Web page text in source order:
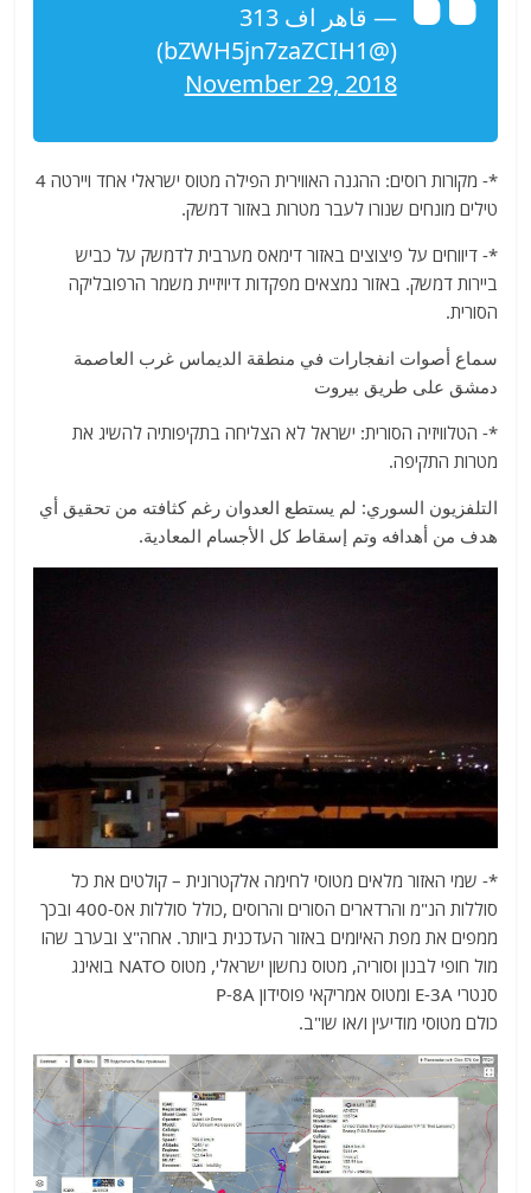
— قاهر اف 313
(@bZWH5jn7zaZCIH1)
November 29, 2018
*- מקורות רוסים: ההגנה האווירית הפילה מטוס ישראלי אחד ויירטה 4
טילים מונחים שנורו לעבר מטרות באזור דמשק.
*- דיווחים על פיצוצים באזור דימאס מערבית לדמשק על כביש
ביירות דמשק. באזור נמצאים מפקדות דיויזיית משמר הרפובליקה
הסורית.
سماع أصوات انفجارات في منطقة الديماس غرب العاصمة
دمشق على طريق بيروت
*- הטלוויזיה הסורית: ישראל לא הצליחה בתקיפותיה להשיג את
מטרות התקיפה.
التلفزيون السوري: لم يستطع العدوان رغم كثافته من تحقيق أي
هدف من أهدافه وتم إسقاط كل الأجسام المعادية.
*- שמי האזור מלאים מטוסי לחימה אלקטרונית – קולטים את כל
סוללות הנ"מ והרדארים הסורים והרוסים ,כולל סוללות אס-400 ובכך
ממפים את מפת האיומים באזור העדכנית ביותר. אחה"צ ובערב שהו
מול חופי לבנון וסוריה, מטוס נחשון ישראלי, מטוס NATO בואינג
סנטרי E-3A ומטוס אמריקאי פוסידון P-8A
כולם מטוסי מודיעין ו/או שו"ב.